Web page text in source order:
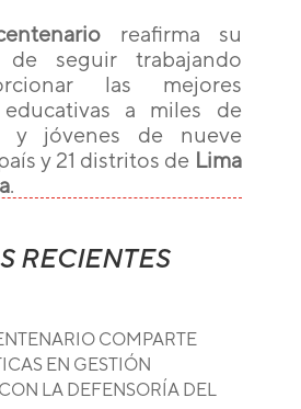
reafirma su
de seguir trabajando
las mejores
a miles de
y jóvenes de nueve
y 21 distritos de Lima
.
RECIENTES
COMPARTE
EN GESTIÓN
LA DEFENSORÍA DEL